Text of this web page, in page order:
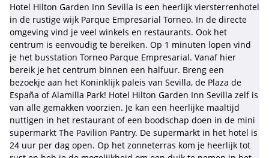
Hotel Hilton Garden Inn Sevilla is een heerlijk viersterrenhotel
in de rustige wijk Parque Empresarial Torneo. In de directe
omgeving vind je veel winkels en restaurants. Ook het
centrum is eenvoudig te bereiken. Op 1 minuten lopen vind
je het busstation Torneo Parque Empresarial. Vanaf hier
bereik je het centrum binnen een halfuur. Breng een
bezoekje aan het Koninklijk paleis van Sevilla, de Plaza de
España of Alamilla Park! Hotel Hilton Garden Inn Sevilla zelf is
van alle gemakken voorzien. Je kan een heerlijke maaltijd
nuttigen in het restaurant of een boodschap doen in de mini
supermarkt The Pavilion Pantry. De supermarkt in het hotel is
24 uur per dag open. Op het zonneterras kom je heerlijk tot